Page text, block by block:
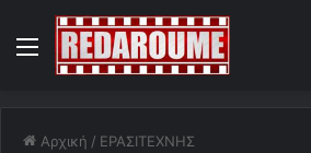
Menu
Αρχική / ΕΡΑΣΙΤΕΧΝΗΣ